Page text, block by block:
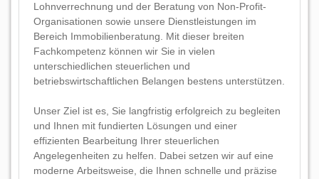
Lohnverrechnung und der Beratung von Non-Profit-
Organisationen sowie unsere Dienstleistungen im
Bereich Immobilienberatung. Mit dieser breiten
Fachkompetenz können wir Sie in vielen
unterschiedlichen steuerlichen und
betriebswirtschaftlichen Belangen bestens unterstützen.
Unser Ziel ist es, Sie langfristig erfolgreich zu begleiten
und Ihnen mit fundierten Lösungen und einer
effizienten Bearbeitung Ihrer steuerlichen
Angelegenheiten zu helfen. Dabei setzen wir auf eine
moderne Arbeitsweise, die Ihnen schnelle und präzise